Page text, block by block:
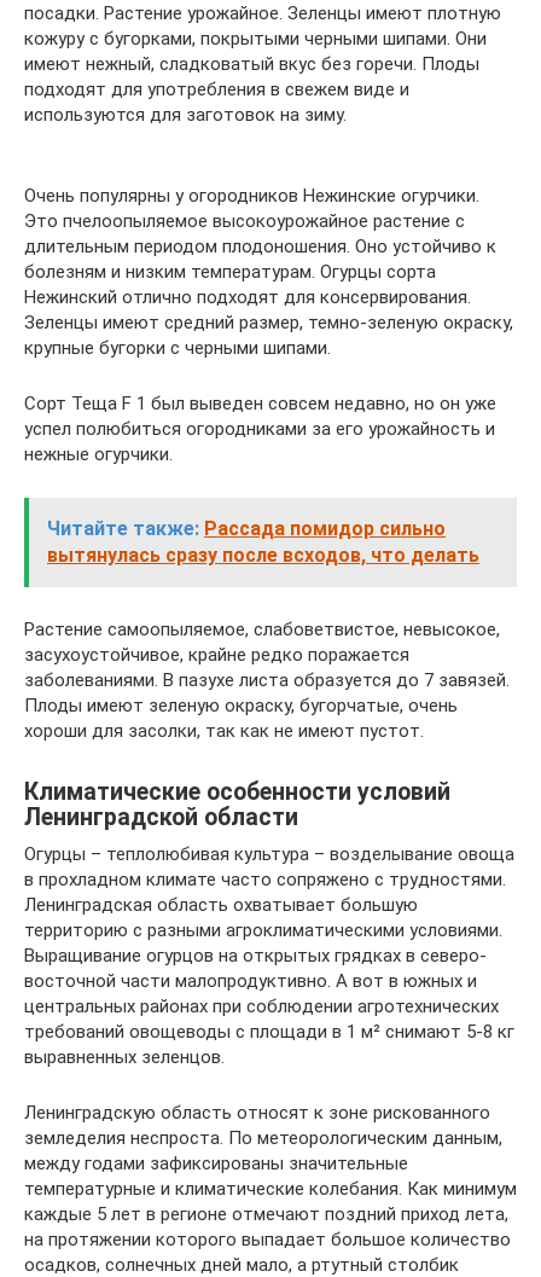
посадки. Растение урожайное. Зеленцы имеют плотную
кожуру с бугорками, покрытыми черными шипами. Они
имеют нежный, сладковатый вкус без горечи. Плоды
подходят для употребления в свежем виде и
используются для заготовок на зиму.
Очень популярны у огородников Нежинские огурчики.
Это пчелоопыляемое высокоурожайное растение с
длительным периодом плодоношения. Оно устойчиво к
болезням и низким температурам. Огурцы сорта
Нежинский отлично подходят для консервирования.
Зеленцы имеют средний размер, темно-зеленую окраску,
крупные бугорки с черными шипами.
Сорт Теща F 1 был выведен совсем недавно, но он уже
успел полюбиться огородниками за его урожайность и
нежные огурчики.
Читайте также: Рассада помидор сильно
вытянулась сразу после всходов, что делать
Растение самоопыляемое, слабоветвистое, невысокое,
засухоустойчивое, крайне редко поражается
заболеваниями. В пазухе листа образуется до 7 завязей.
Плоды имеют зеленую окраску, бугорчатые, очень
хороши для засолки, так как не имеют пустот.
Климатические особенности условий
Ленинградской области
Огурцы – теплолюбивая культура – возделывание овоща
в прохладном климате часто сопряжено с трудностями.
Ленинградская область охватывает большую
территорию с разными агроклиматическими условиями.
Выращивание огурцов на открытых грядках в северо-
восточной части малопродуктивно. А вот в южных и
центральных районах при соблюдении агротехнических
требований овощеводы с площади в 1 м² снимают 5-8 кг
выравненных зеленцов.
Ленинградскую область относят к зоне рискованного
земледелия неспроста. По метеорологическим данным,
между годами зафиксированы значительные
температурные и климатические колебания. Как минимум
каждые 5 лет в регионе отмечают поздний приход лета,
на протяжении которого выпадает большое количество
осадков, солнечных дней мало, а ртутный столбик